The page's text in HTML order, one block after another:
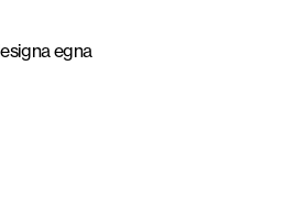
egna